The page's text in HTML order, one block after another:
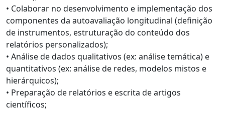
• Colaborar no desenvolvimento e implementação dos
componentes da autoavaliação longitudinal (definição
de instrumentos, estruturação do conteúdo dos
relatórios personalizados);
• Análise de dados qualitativos (ex: análise temática) e
quantitativos (ex: análise de redes, modelos mistos e
hierárquicos);
• Preparação de relatórios e escrita de artigos
científicos;